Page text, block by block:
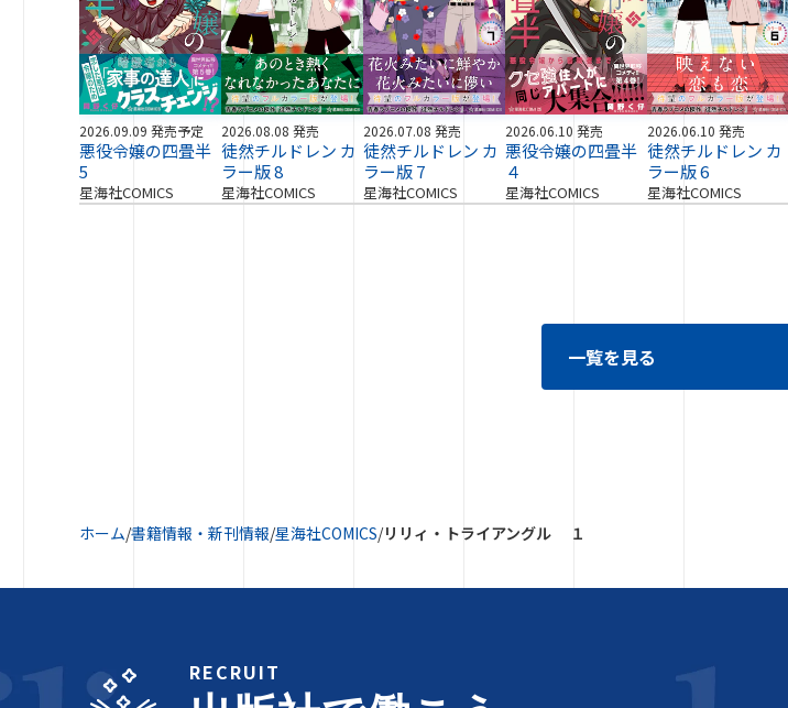
2026.09.09 発売予定
悪役令嬢の四畳半
5
星海社COMICS
2026.08.08 発売
徒然チルドレン カ
ラー版 8
星海社COMICS
2026.07.08 発売
徒然チルドレン カ
ラー版 7
星海社COMICS
2026.06.10 発売
悪役令嬢の四畳半
４
星海社COMICS
2026.06.10 発売
徒然チルドレン カ
ラー版 6
星海社COMICS
一覧を見る
ホーム/書籍情報・新刊情報/星海社COMICS/リリィ・トライアングル １
RECRUIT